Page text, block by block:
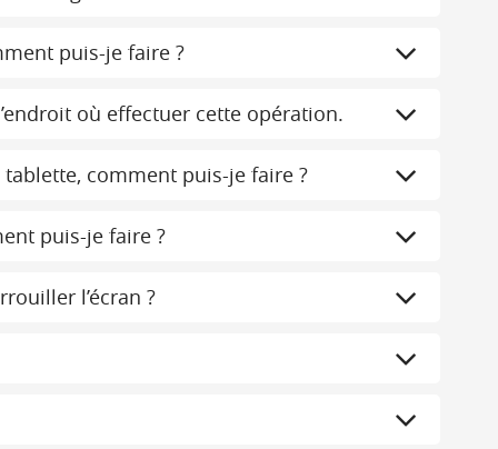
puis-je faire ?
où effectuer cette opération.
comment puis-je faire ?
puis-je faire ?
l’écran ?